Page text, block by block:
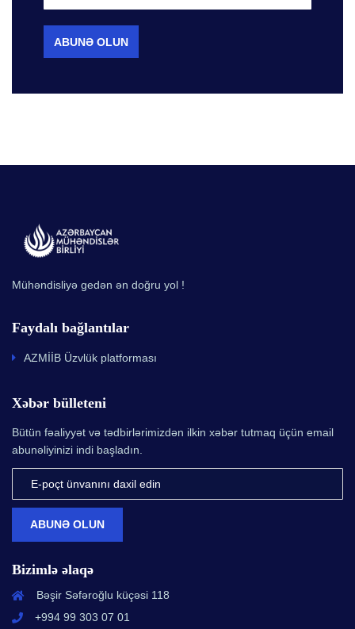
Mühəndisliyə gedən ən doğru yol !
Faydalı bağlantılar
AZMİİB Üzvlük platforması
Xəbər bülleteni
Bütün fəaliyyət və tədbirlərimizdən ilkin xəbər tutmaq üçün email
abunəliyinizi indi başladın.
ABUNƏ OLUN
Bizimlə əlaqə
Bəşir Səfəroğlu küçəsi 118
+994 99 303 07 01